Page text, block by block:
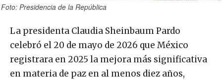
Foto: Presidencia de la República
La presidenta Claudia Sheinbaum Pardo
celebró el 20 de mayo de 2026 que México
registrara en 2025 la mejora más significativa
en materia de paz en al menos diez años,